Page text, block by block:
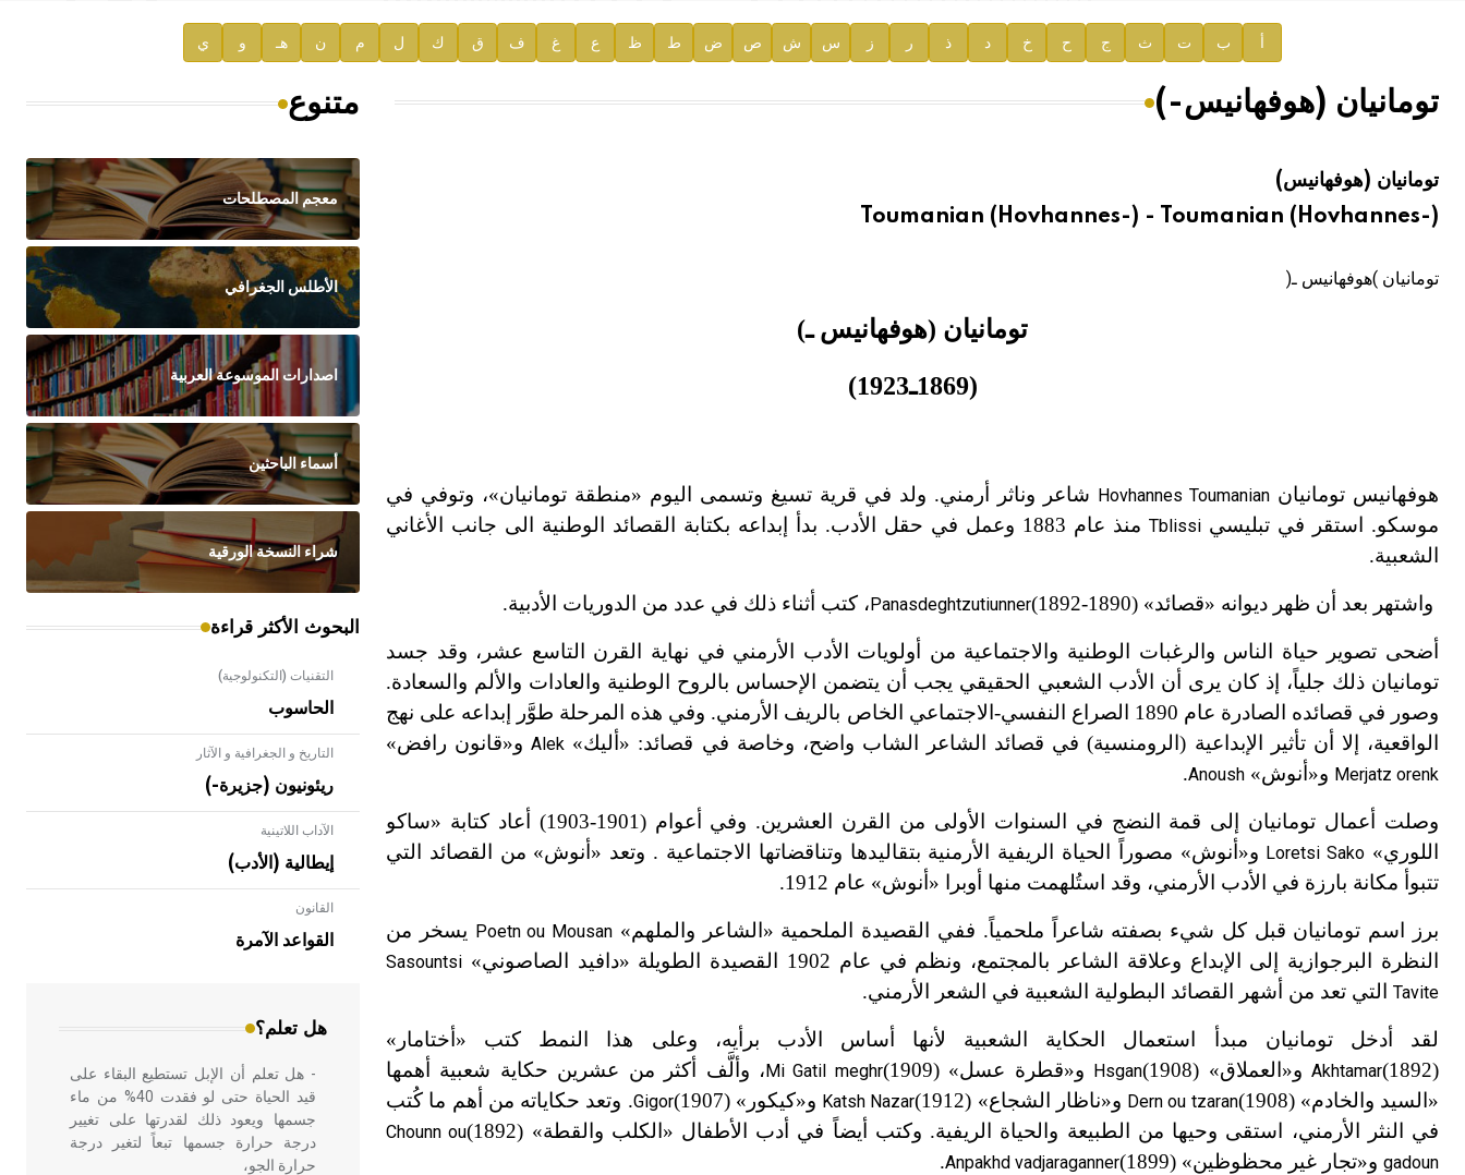
إعلان..
هيئة الموسوعة العربية تطلق موسوعات جديدة في عام 2026
أ ب ت ث ج ح خ د ذ ر ز س ش ص ض ط ظ ع غ ف ق ك ل م ن هـ و ي
تومانيان (هوفهانيس-)
تومانيان (هوفهانيس)
Toumanian (Hovhannes-) - Toumanian (Hovhannes-)
تومانيان )هوفهانيس ـ(
تومانيان (هوفهانيس ـ)
(1869ـ1923)
هوفهانيس تومانيان Hovhannes Toumanian شاعر وناثر أرمني. ولد في قرية تسيغ وتسمى اليوم «منطقة تومانيان»، وتوفي في
موسكو. استقر في تبليسي Tblissi
منذ عام 1883 وعمل في حقل الأدب. بدأ إبداعه بكتابة القصائد الوطنية الى جانب الأغاني
الشعبية.
واشتهر بعد أن ظهر ديوانه «قصائد» (1890-1892)
Panasdeghtzutiunner، كتب أثناء ذلك في عدد من الدوريات الأدبية.
أضحى تصوير حياة الناس والرغبات الوطنية والاجتماعية من أولويات الأدب الأرمني في نهاية القرن التاسع عشر، وقد جسد
تومانيان ذلك جلياً، إذ كان يرى أن الأدب الشعبي الحقيقي يجب أن يتضمن الإحساس بالروح الوطنية والعادات والألم والسعادة.
وصور في قصائده الصادرة عام 1890 الصراع النفسي
- الاجتماعي الخاص بالريف الأرمني. وفي هذه المرحلة طوَّر إبداعه على نهج
الواقعية، إلا أن تأثير الإبداعية (الرومنسية) في قصائد الشاعر الشاب واضح، وخاصة في قصائد: «أليك» Alekو«قانون رافض»
Merjatz orenk و« أنوش» Anoush
.
وصلت أعمال تومانيان إلى قمة النضج في السنوات الأولى من القرن العشرين. وفي أعوام(
1901
-
1903
) أعاد كتابة «ساكو
اللوري» Loretsi Sako و«أنوش» مصوراً الحياة الريفية الأرمنية بتقاليدها وتناقضاتها الاجتماعية . وتعد «أنوش» من القصائد التي
تتبوأ مكانة بارزة في الأدب الأرمني، وقد استُلهمت منها أوبرا «أنوش» عام 1912.
برز اسم تومانيان قبل كل شيء بصفته شاعراً ملحمياً. ففي القصيدة الملحمية «الشاعر والملهم» Poetn ou Mousan يسخر من
النظرة البرجوازية إلى الإبداع وعلاقة الشاعر بالمجتمع، ونظم في عام 1902 القصيدة الطويلة «دافيد الصاصوني»
Sasountsi
Tavite التي تعد من أشهر القصائد البطولية الشعبية في الشعر الأرمني.
لقد أدخل تومانيان مبدأ استعمال الحكاية الشعبية لأنها أساس الأدب برأيه، وعلى هذا النمط كتب «أختامار»
(1892)
Akhtamarو«العملاق» (1908)
Hsgan و«قطرة عسل» (1909)
Mi Gatil meghr، وألَّف أكثر من عشرين حكاية شعبية أهمها
«السيد والخادم» (1908)
Dern ou tzaran و«ناظار الشجاع» (1912)
Katsh Nazar و«كيكور» (1907)
Gigor. وتعد حكاياته من أهم ما كُتب
في النثر الأرمني، استقى وحيها من الطبيعة والحياة الريفية. وكتب أيضاً في أدب الأطفال «الكلب والقطة» (1892)
Chounn ou
gadoun و«تجار غير محظوظين» (1899)
Anpakhd vadjaraganner
.
متنوع
معجم المصطلحات
الأطلس الجغرافي
اصدارات الموسوعة العربية
أسماء الباحثين
شراء النسخة الورقية
البحوث الأكثر قراءة
التقنيات (التكنولوجية)
الحاسوب
التاريخ و الجغرافية و الآثار
ريئونيون (جزيرة-)
الآداب اللاتينية
إيطالية (الأدب)
القانون
القواعد الآمرة
هل تعلم؟
- هل تعلم أن الأبلق نوع من الفنون
الهندسية التي ارتبطت بالعمارة الإسلامية
في بلاد الشام ومصر خاصة، حيث يحرص
- هل تعلم أن الإبل تستطيع البقاء على
قيد الحياة حتى لو فقدت 40% من ماء
جسمها ويعود ذلك لقدرتها على تغيير
درجة حرارة جسمها تبعاً لتغير درجة
حرارة الجو،